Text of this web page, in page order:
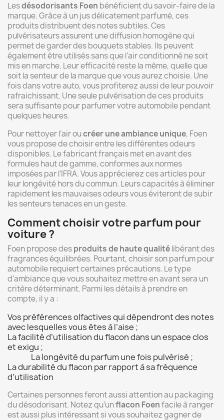
Lesdésodorisants Foen bénéficient du savoir-faire de la
marque. Grâce à un jus délicatement parfumé, ces
produits distribuent des notes subtiles. Ces
pulvérisateurs assurent une diffusion homogène qui
permet de garder des bouquets stables. Ils peuvent
également être utilisés sans que l’air conditionné ne soit
mis en marche. Leur efficacité reste la même, quelle que
soit la senteur de la marque que vous aurez choisie. Une
fois dans votre auto, vous profiterez aussi de leur pouvoir
rafraichissant. Une seule pulvérisation de ces produits
sera suffisante pour parfumer votre automobile pendant
quelques heures.
Pour nettoyer l’air oucréer une ambiance unique, Foen
vous propose de choisir entre les différentes odeurs
disponibles. Le fabricant français met en avant des
formules haut de gamme, conformes aux normes
imposées par l’IFRA. Vous apprécierez ces articles pour
leur longévité hors du commun. Leurs capacités à éliminer
rapidement les mauvaises odeurs vous éviteront de subir
les senteurs tenaces en un geste.
Comment choisir votre parfum pour
voiture ?
Foen propose desproduits de haute qualitélibérant des
fragrances équilibrées. Pourtant, choisir son parfum pour
automobile requiert certaines précautions. Le type
d’ambiance que vous souhaitez mettre en avant sera un
critère déterminant. Parmi les détails à prendre en
compte, il y a :
Vos préférences olfactives qui dépendront des notes
avec lesquelles vous êtes à l’aise ;
La facilité d’utilisation du flacon dans un espace clos
et exigu ;
La longévité du parfum une fois pulvérisé ;
La durabilité du flacon par rapport à sa fréquence
d’utilisation
Certaines personnes feront aussi attention au packaging
du désodorisant. Notez qu’unflacon Foenfacile à ranger
est aussi plus intéressant si vous souhaitez gagner de